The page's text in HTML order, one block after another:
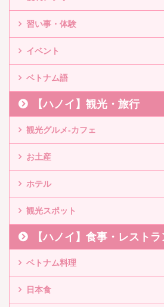
習い事・体験
イベント
ベトナム語
【ハノイ】観光・旅行
観光グルメ-カフェ
お土産
ホテル
観光スポット
【ハノイ】食事・レストラ
ベトナム料理
日本食